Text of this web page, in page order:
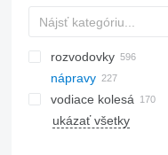
rozvodovky
nápravy
vodiace kolesá
oceľové pásy
ukázať všetky